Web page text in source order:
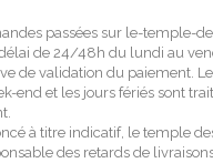
passées sur le-temple-
de 24/48h du lundi au
de validation du paiement.
end et les jours fériés sont
à titre indicatif, le temple
des retards de